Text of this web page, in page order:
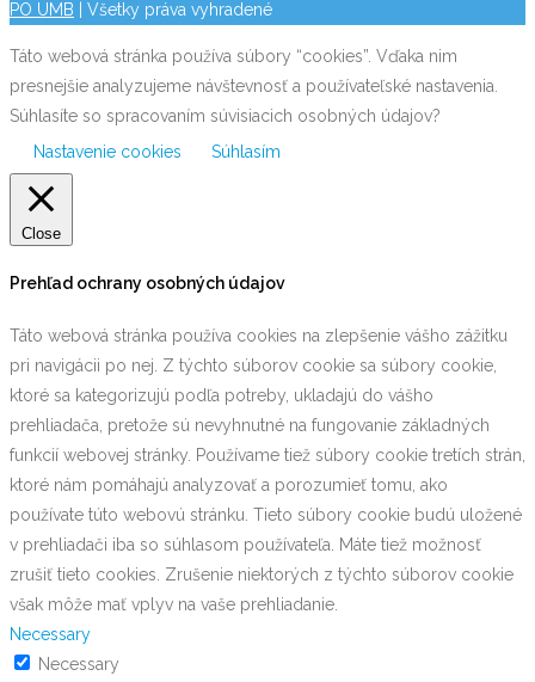
PO UMB | Všetky práva vyhradené
Táto webová stránka používa súbory “cookies”. Vďaka nim
presnejšie analyzujeme návštevnosť a používateľské nastavenia.
Súhlasíte so spracovaním súvisiacich osobných údajov?
Nastavenie cookies
Súhlasím
Close
Prehľad ochrany osobných údajov
Táto webová stránka používa cookies na zlepšenie vášho zážitku
pri navigácii po nej. Z týchto súborov cookie sa súbory cookie,
ktoré sa kategorizujú podľa potreby, ukladajú do vášho
prehliadača, pretože sú nevyhnutné na fungovanie základných
funkcií webovej stránky. Používame tiež súbory cookie tretích strán,
ktoré nám pomáhajú analyzovať a porozumieť tomu, ako
používate túto webovú stránku. Tieto súbory cookie budú uložené
v prehliadači iba so súhlasom používateľa. Máte tiež možnosť
zrušiť tieto cookies. Zrušenie niektorých z týchto súborov cookie
však môže mať vplyv na vaše prehliadanie.
Necessary
Necessary